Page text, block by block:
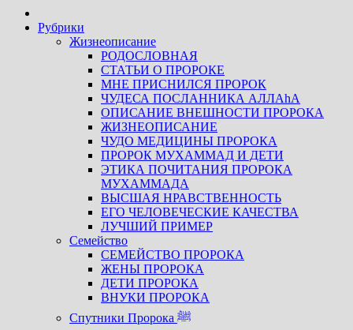
Рубрики
Жизнеописание
РОДОСЛОВНАЯ
СТАТЬИ О ПРОРОКЕ
МНЕ ПРИСНИЛСЯ ПРОРОК
ЧУДЕСА ПОСЛАННИКА АЛЛАhА
ОПИСАНИЕ ВНЕШНОСТИ ПРОРОКА
ЖИЗНЕОПИСАНИЕ
ЧУДО МЕДИЦИНЫ ПРОРОКА
ПРОРОК МУХАММАД И ДЕТИ
ЭТИКА ПОЧИТАНИЯ ПРОРОКА
МУХАММАДА
ВЫСШАЯ НРАВСТВЕННОСТЬ
ЕГО ЧЕЛОВЕЧЕСКИЕ КАЧЕСТВА
ЛУЧШИЙ ПРИМЕР
Семейство
СЕМЕЙСТВО ПРОРОКА
ЖЕНЫ ПРОРОКА
ДЕТИ ПРОРОКА
ВНУКИ ПРОРОКА
Спутники Пророка ﷺ